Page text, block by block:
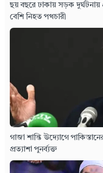
ছয় বছরে ঢাকায় সড়ক
বেশি নিহত পথচারী
গাজা শান্তি উদ্যোগে
প্রত্যাশা পুনর্ব্যক্ত